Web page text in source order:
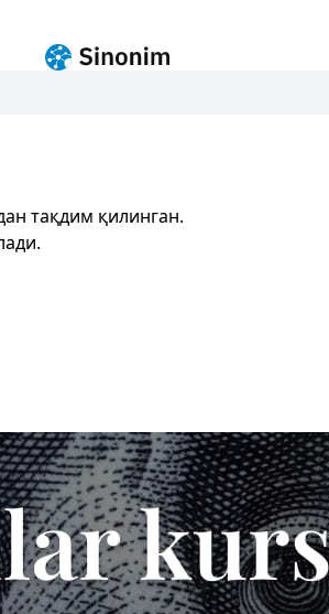
тақдим қилинган.